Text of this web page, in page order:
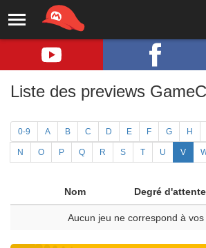
Liste des previews
0-9 A B C D E F G H
N O P Q R S T U V
Nom Degré d'attente
Aucun jeu ne correspond à vos